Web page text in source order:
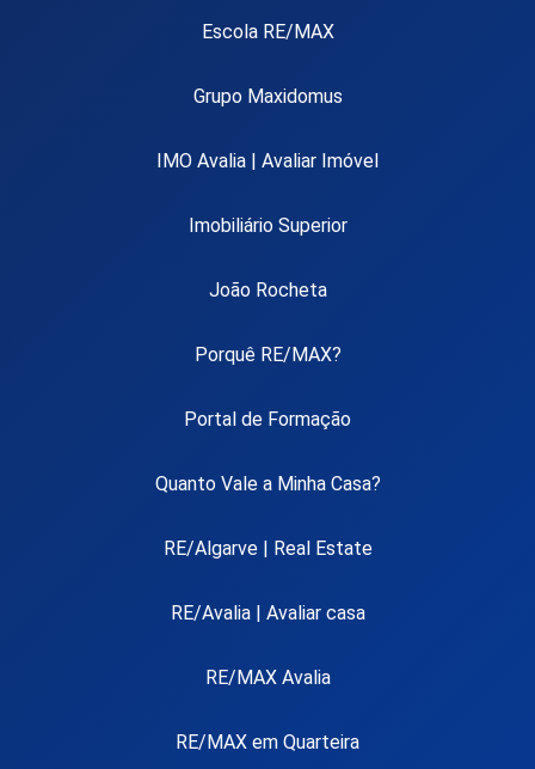
Escola RE/MAX
Grupo Maxidomus
IMO Avalia | Avaliar Imóvel
Imobiliário Superior
João Rocheta
Porquê RE/MAX?
Portal de Formação
Quanto Vale a Minha Casa?
RE/Algarve | Real Estate
RE/Avalia | Avaliar casa
RE/MAX Avalia
RE/MAX em Quarteira